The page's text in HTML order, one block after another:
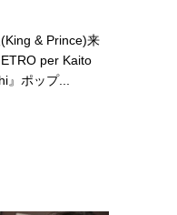
& Prince)来
per Kaito
』ポップ...